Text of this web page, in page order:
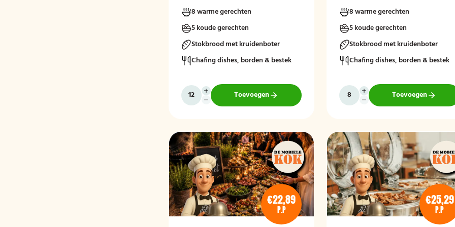
8 warme gerechten
5 koude gerechten
Stokbrood met kruidenboter
Chafing dishes, borden & bestek
Toevoegen
8 warme gerechten
5 koude gerechten
Stokbrood met kruidenboter
Chafing dishes, borden & bestek
Toevoegen
€22,89
P.P
€25,29
P.P